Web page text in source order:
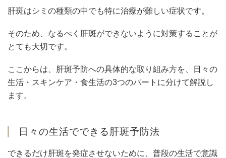
肝斑はシミの種類の中でも特に治療が難しい症状です。
そのため、なるべく肝斑ができないように対策することが
とても大切です。
ここからは、肝斑予防への具体的な取り組み方を、日々の
生活・スキンケア・食生活の3つのパートに分けて解説し
ます。
日々の生活でできる肝斑予防法
できるだけ肝斑を発症させないために、普段の生活で意識